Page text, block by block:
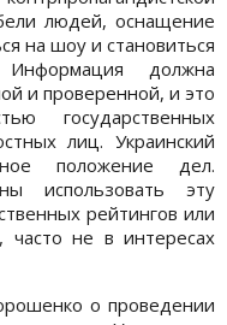
людей, оснащение
на шоу и становиться
должна
и проверенной, и это
государственных
лиц. Украинский
положение дел.
использовать эту
рейтингов или
часто не в интересах
о проведении